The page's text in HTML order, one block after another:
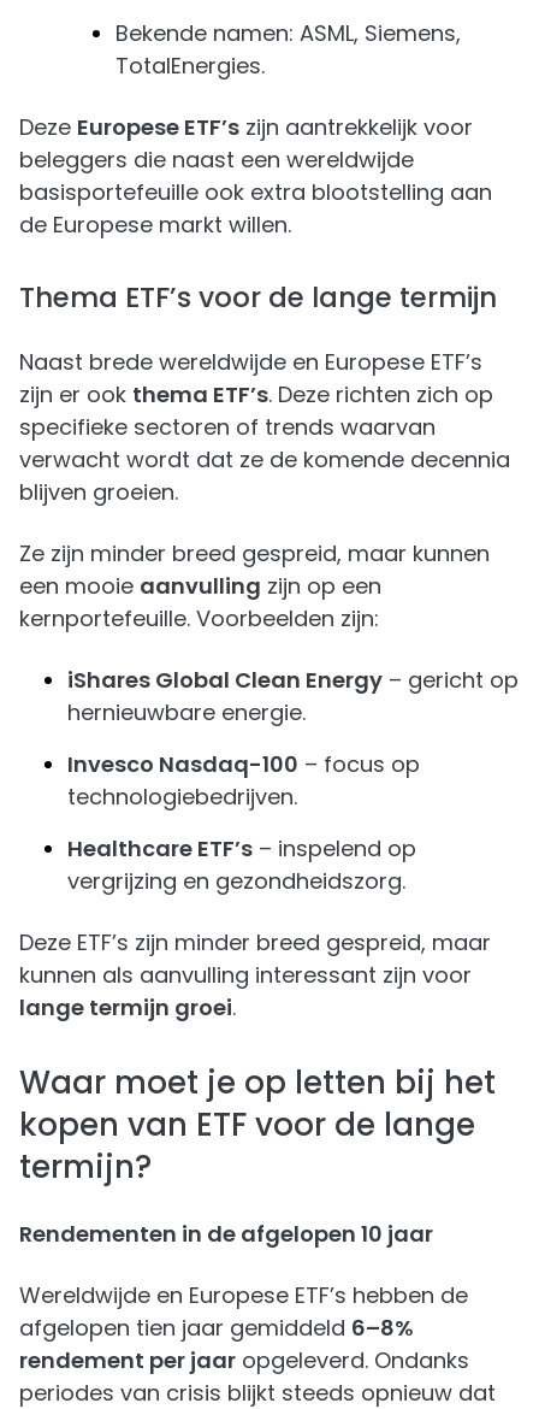
Bekende namen: ASML, Siemens,
TotalEnergies.
Deze Europese ETF’s zijn aantrekkelijk voor
beleggers die naast een wereldwijde
basisportefeuille ook extra blootstelling aan
de Europese markt willen.
Thema ETF’s voor de lange termijn
Naast brede wereldwijde en Europese ETF’s
zijn er ook thema ETF’s. Deze richten zich op
specifieke sectoren of trends waarvan
verwacht wordt dat ze de komende decennia
blijven groeien.
Ze zijn minder breed gespreid, maar kunnen
een mooie aanvulling zijn op een
kernportefeuille. Voorbeelden zijn:
iShares Global Clean Energy – gericht op
hernieuwbare energie.
Invesco Nasdaq-100 – focus op
technologiebedrijven.
Healthcare ETF’s – inspelend op
vergrijzing en gezondheidszorg.
Deze ETF’s zijn minder breed gespreid, maar
kunnen als aanvulling interessant zijn voor
lange termijn groei.
Waar moet je op letten bij het
kopen van ETF voor de lange
termijn?
Rendementen in de afgelopen 10 jaar
Wereldwijde en Europese ETF’s hebben de
afgelopen tien jaar gemiddeld 6–8%
rendement per jaar opgeleverd. Ondanks
periodes van crisis blijkt steeds opnieuw dat